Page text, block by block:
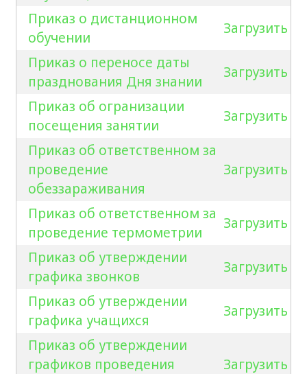
Приказ о дистанционном
обучении
Загрузить
Приказ о переносе даты
празднования Дня знании
Загрузить
Приказ об огранизации
посещения занятии
Загрузить
Приказ об ответственном за
проведение
обеззараживания
Загрузить
Приказ об ответственном за
проведение термометрии
Загрузить
Приказ об утверждении
графика звонков
Загрузить
Приказ об утверждении
графика учащихся
Загрузить
Приказ об утверждении
графиков проведения
Загрузить